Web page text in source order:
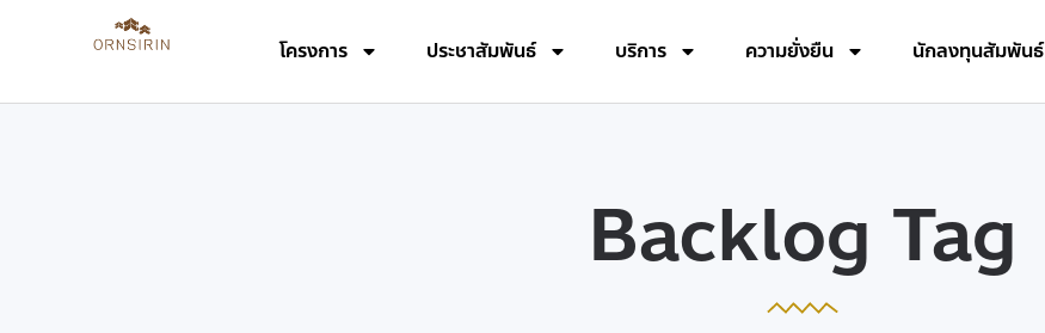
โครงการ ประชาสัมพันธ์ บริการ ความยั่งยืน นักลงทุนสัมพันธ์
Backlog Tag